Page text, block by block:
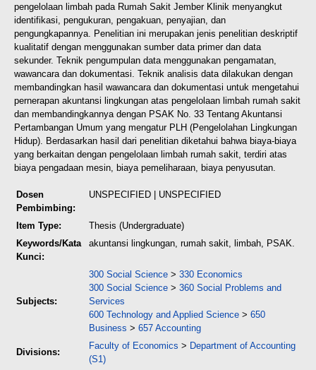
pengelolaan limbah pada Rumah Sakit Jember Klinik menyangkut
identifikasi, pengukuran, pengakuan, penyajian, dan
pengungkapannya. Penelitian ini merupakan jenis penelitian deskriptif
kualitatif dengan menggunakan sumber data primer dan data
sekunder. Teknik pengumpulan data menggunakan pengamatan,
wawancara dan dokumentasi. Teknik analisis data dilakukan dengan
membandingkan hasil wawancara dan dokumentasi untuk mengetahui
pernerapan akuntansi lingkungan atas pengelolaan limbah rumah sakit
dan membandingkannya dengan PSAK No. 33 Tentang Akuntansi
Pertambangan Umum yang mengatur PLH (Pengelolahan Lingkungan
Hidup). Berdasarkan hasil dari penelitian diketahui bahwa biaya-biaya
yang berkaitan dengan pengelolaan limbah rumah sakit, terdiri atas
biaya pengadaan mesin, biaya pemeliharaan, biaya penyusutan.
Dosen
Pembimbing:
UNSPECIFIED | UNSPECIFIED
Item Type:
Thesis (Undergraduate)
Keywords/Kata
Kunci:
akuntansi lingkungan, rumah sakit, limbah, PSAK.
Subjects:
300 Social Science > 330 Economics
300 Social Science > 360 Social Problems and
Services
600 Technology and Applied Science > 650
Business > 657 Accounting
Divisions:
Faculty of Economics > Department of Accounting
(S1)